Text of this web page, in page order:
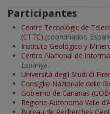
Participantes
Centre Tecnològic de
(CTTC) (coordinador,
Instituto Geológico y
Centro Nacional de
Espanya.
Università degli Studi di
Consiglio Nazionale delle
Gobierno de Canarias
Regione Autonoma Valle
Bureau de Recherches